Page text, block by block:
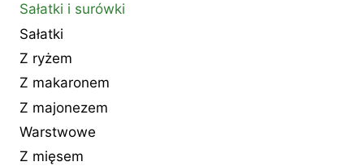
Sałatki i surówki
Sałatki
Z ryżem
Z makaronem
Z majonezem
Warstwowe
Z mięsem